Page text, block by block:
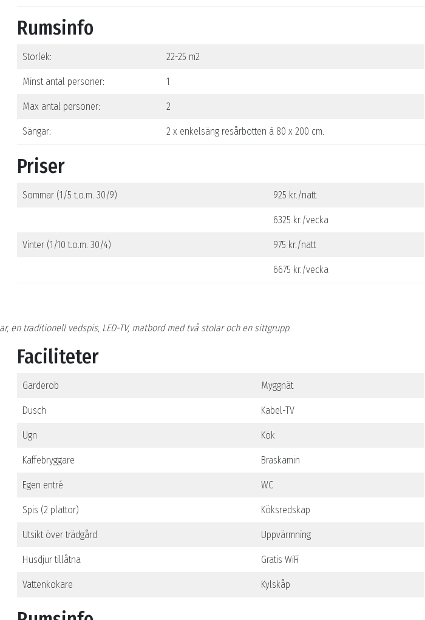
Rumsinfo
Storlek: 22-25 m2
Minst antal personer: 1
Max antal personer: 2
Sängar: 2 x enkelsäng resårbotten à 80 x 200 cm.
Priser
Sommar (1/5 t.o.m. 30/9) 925 kr./natt
6325 kr./vecka
Vinter (1/10 t.o.m. 30/4) 975 kr./natt
6675 kr./vecka
en traditionell vedspis, LED-TV, matbord med två stolar och en sittgrupp.
Faciliteter
Garderob Myggnät
Dusch Kabel-TV
Ugn Kök
Kaffebryggare Braskamin
Egen entré WC
Spis (2 plattor) Köksredskap
Utsikt över trädgård Uppvärmning
Husdjur tillåtna Gratis WiFi
Vattenkokare Kylskåp